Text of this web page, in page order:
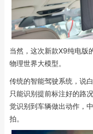
当然，这次新款X9纯电版
物理世界大模型。
传统的智能驾驶系统，说
只能识别提前标注好的路
觉识别到车辆做出动作，
拍。